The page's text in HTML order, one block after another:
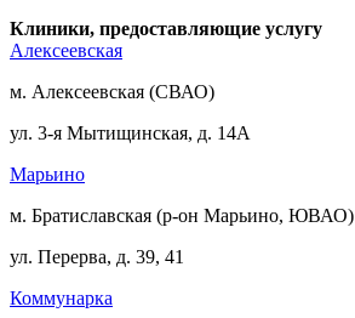
Клиники, предоставляющие услугу
Алексеевская
м. Алексеевская (СВАО)
ул. 3-я Мытищинская, д. 14А
Марьино
м. Братиславская (р-он Марьино, ЮВАО)
ул. Перерва, д. 39, 41
Коммунарка